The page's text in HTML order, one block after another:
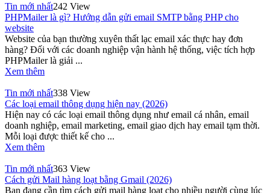
Tin mới nhất242 View
PHPMailer là gì? Hướng dẫn gửi email SMTP bằng PHP cho
website
Website của bạn thường xuyên thất lạc email xác thực hay đơn
hàng? Đối với các doanh nghiệp vận hành hệ thống, việc tích hợp
PHPMailer là giải ...
Xem thêm
Tin mới nhất338 View
Các loại email thông dụng hiện nay (2026)
Hiện nay có các loại email thông dụng như email cá nhân, email
doanh nghiệp, email marketing, email giao dịch hay email tạm thời.
Mỗi loại được thiết kế cho ...
Xem thêm
Tin mới nhất363 View
Cách gửi Mail hàng loạt bằng Gmail (2026)
Bạn đang cần tìm cách gửi mail hàng loạt cho nhiều người cùng lúc